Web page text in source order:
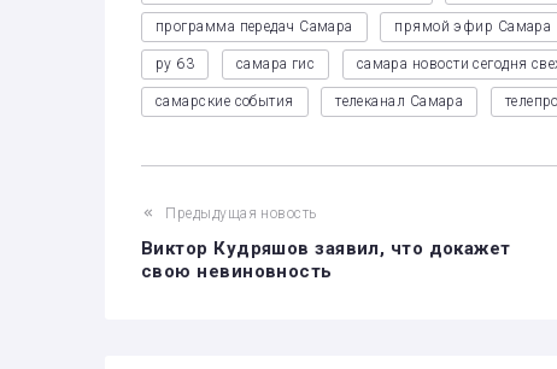
программа передач Самара прямой эфир Самара
ру 63 самара гис самара новости сегодня
самарские события телеканал Самара
Предыдущая новость
Виктор Кудряшов заявил, что докажет
свою невиновность